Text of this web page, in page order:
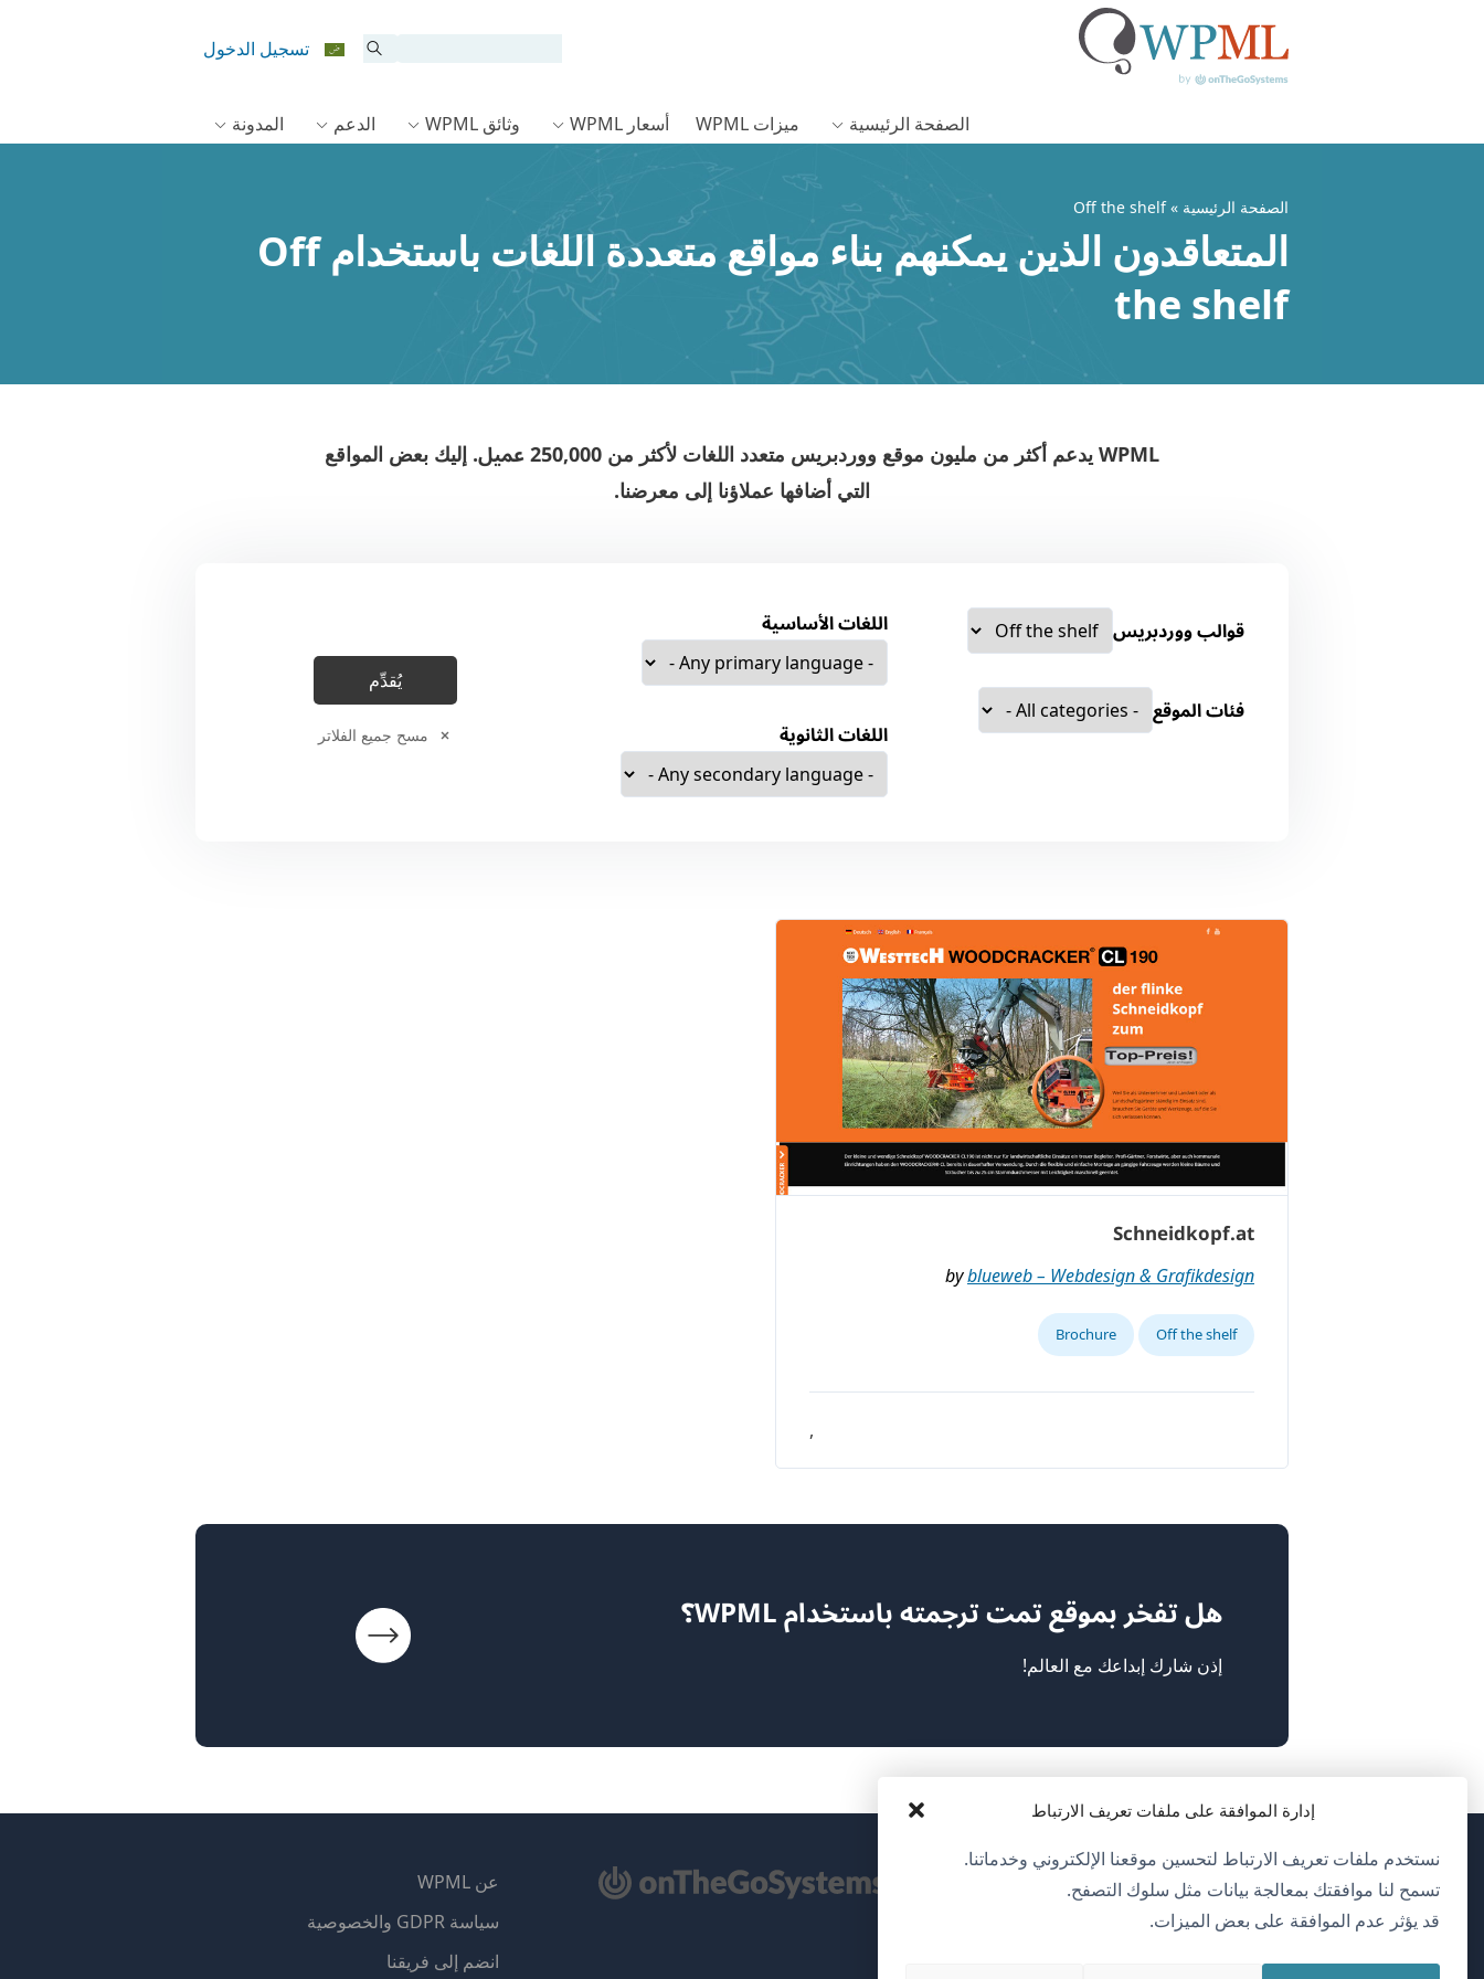
إدارة الموافقة على ملفات تعريف الارتباط
نستخدم ملفات تعريف الارتباط لتحسين موقعنا الإلكتروني وخدماتنا.
تسمح لنا موافقتك بمعالجة بيانات مثل سلوك التصفح.
قد يؤثر عدم الموافقة على بعض الميزات.
تسجيل الدخول
الصفحة الرئيسية ميزات WPML أسعار WPML وثائق WPML الدعم المدونة
الصفحة الرئيسية » Off the shelf
المتعاقدون الذين يمكنهم بناء مواقع متعددة اللغات باستخدام Off
the shelf
WPML يدعم أكثر من مليون موقع ووردبريس متعدد اللغات لأكثر من 250,000 عميل
. إليك بعض المواقع
التي أضافها عملاؤنا إلى معرضنا.
قوالب ووردبريس
فئات الموقع
اللغات الأساسية
اللغات الثانوية مسح جميع الفلاتر
Schneidkopf.at
byblueweb – Webdesign & Grafikdesign
Off the shelf
Brochure
,
هل تفخر بموقع تمت ترجمته باستخدام WPML؟
إذن شارك إبداعك مع العالم!
© 2026
OnTheGoSystems Limited
عن WPML
سياسة GDPR والخصوصية
انضم إلى فريقنا